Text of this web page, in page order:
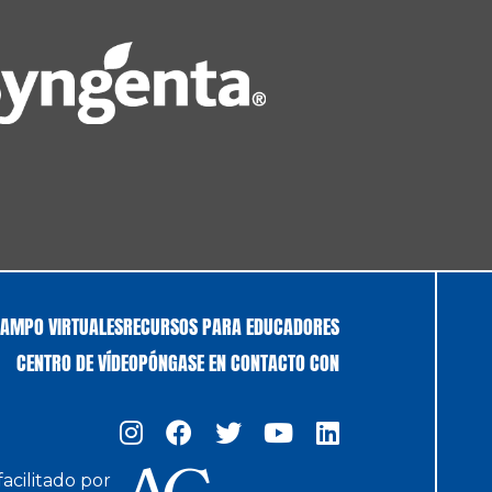
VIRTUALESRECURSOS PARA EDUCADORES
CENTRO DE VÍDEOPÓNGASE EN CONTACTO CON
por